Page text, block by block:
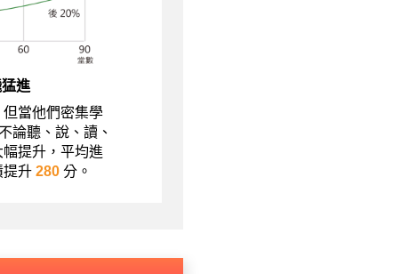
進
當他們密集學
論聽、說、讀、
提升，平均進
提升 280 分。